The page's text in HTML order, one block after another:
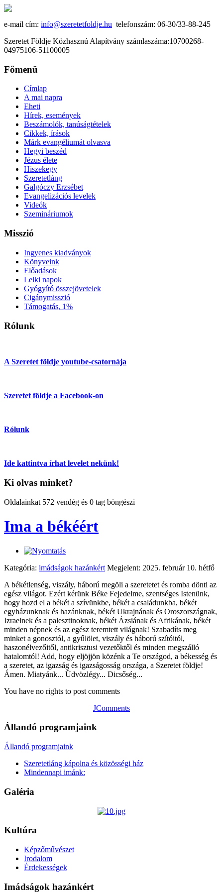
e-mail cím: info@szeretetfoldje.hu telefonszám: 06-30/33-88-245
Szeretet Földje Közhasznú Alapítvány számlaszáma:10700268-
04975106-51100005
Főmenü
Címlap
A mai napra
Eheti
Hírek, események
Beszámolók, tanúságtételek
Cikkek, írások
Márk evangéliumát olvasva
Hegyi beszéd
Jézus élete
Hiszekegy
Szeretetláng
Galgóczy Erzsébet
Evangelizációs levelek
Videók
Szemináriumok
Misszió
Ingyenes kiadványok
Könyveink
Előadások
Lelki napok
Gyógyító összejövetelek
Cigánymisszió
Támogatás, 1%
Rólunk
A Szeretet földje youtube-csatornája
Szeretet földje a Facebook-on
Rólunk
Ide kattintva írhat levelet nekünk!
Ki olvas minket?
Oldalainkat 572 vendég és 0 tag böngészi
Ima a békéért
Kategória: imádságok hazánkért Megjelent: 2025. február 10. hétfő
A békétlenség, viszály, háború megöli a szeretetet és romba dönti az
egész világot. Ezért kérünk Béke Fejedelme, szentséges Istenünk,
hogy hozd el a békét a szívünkbe, békét a családunkba, békét
egyházunknak és hazánknak, békét Ukrajnának és Oroszországnak,
Izraelnek és a palesztinoknak, békét Ázsiának és Afrikának, békét
minden népnek és az egész teremtett világnak! Szabadíts meg
minket a gonosztól, a gyűlölet, viszály és háború szítóitól,
haszonélvezőitől, antikrisztusi vezetőktől és minden megszálló
hatalomtól! Add, hogy eljöjjön közénk a Te országod, a békesség és
a szeretet, az igazság és igazságosság országa, a Szeretet földje!
Ámen. Miatyánk... Üdvözlégy... Dicsőség...
You have no rights to post comments
JComments
Állandó programjaink
Állandó programjaink
Szeretetláng kápolna és közösségi ház
Mindennapi imánk:
Galéria
Kultúra
Képzőművészet
Irodalom
Érdekességek
Imádságok hazánkért